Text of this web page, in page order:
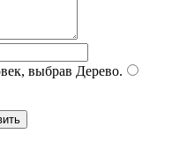
выбрав Дерево.